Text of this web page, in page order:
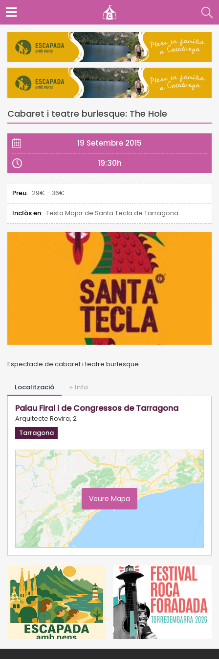
Cabaret i teatre burlesque: The Hole
19 Setembre 2015
19:30h
Preu: 29€ - 36€
Inclòs en: Festa Major de Santa Tecla de Tarragona
Espectacle de cabaret i teatre burlesque.
Localització + Info
Palau Firal i de Congressos de Tarragona
Arquitecte Rovira, 2
Tarragona
Veure Mapa